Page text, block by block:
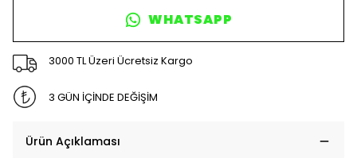
WHATSAPP
3000 TL Üzeri Ücretsiz Kargo
3 GÜN İÇİNDE DEĞİŞİM
Ürün Açıklaması